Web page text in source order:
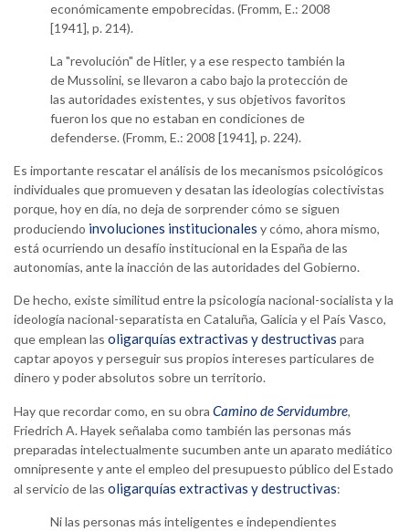
económicamente empobrecidas. (Fromm, E.: 2008
[1941], p. 214).
La "revolución" de Hitler, y a ese respecto también la
de Mussolini, se llevaron a cabo bajo la protección de
las autoridades existentes, y sus objetivos favoritos
fueron los que no estaban en condiciones de
defenderse. (Fromm, E.: 2008 [1941], p. 224).
Es importante rescatar el análisis de los mecanismos psicológicos
individuales que promueven y desatan las ideologías colectivistas
porque, hoy en día, no deja de sorprender cómo se siguen
produciendo involuciones institucionales y cómo, ahora mismo,
está ocurriendo un desafío institucional en la España de las
autonomías, ante la inacción de las autoridades del Gobierno.
De hecho, existe similitud entre la psicología nacional-socialista y la
ideología nacional-separatista en Cataluña, Galicia y el País Vasco,
que emplean las oligarquías extractivas y destructivas para
captar apoyos y perseguir sus propios intereses particulares de
dinero y poder absolutos sobre un territorio.
Hay que recordar como, en su obra Camino de Servidumbre,
Friedrich A. Hayek señalaba como también las personas más
preparadas intelectualmente sucumben ante un aparato mediático
omnipresente y ante el empleo del presupuesto público del Estado
al servicio de las oligarquías extractivas y destructivas:
Ni las personas más inteligentes e independientes